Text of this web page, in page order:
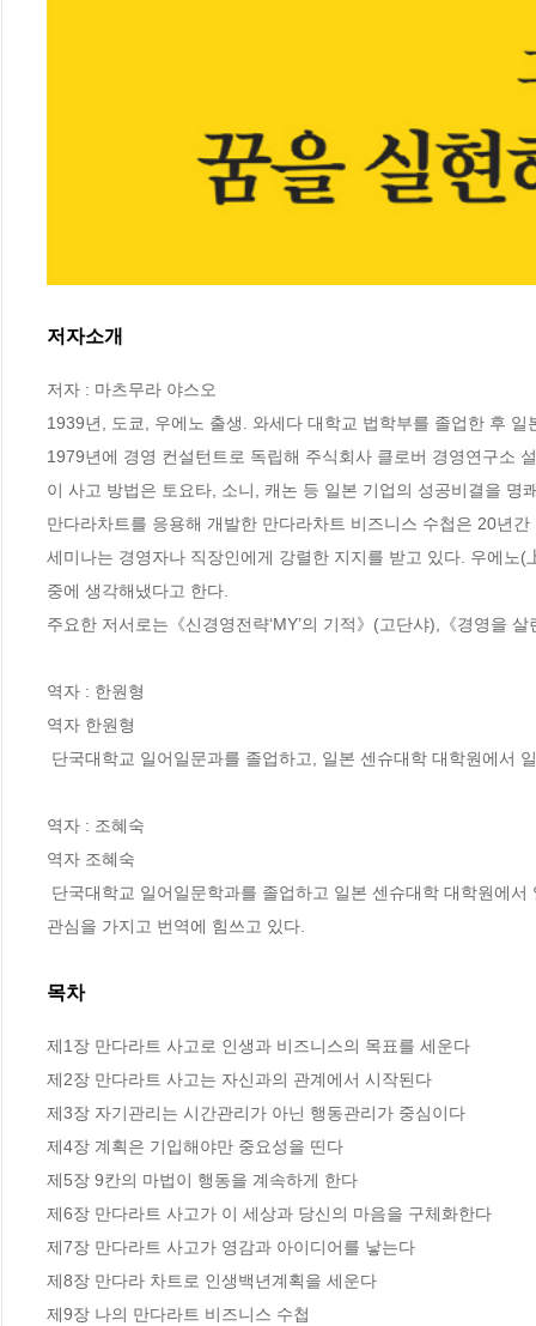
저자소개
저자 : 마츠무라 야스오
1939년, 도쿄, 우에노 출생. 와세다 대학교 법학부를 졸업한 후
1979년에 경영 컨설턴트로 독립해 주식회사 클로버 경영연구소
이 사고 방법은 토요타, 소니, 캐논 등 일본 기업의 성공비결을 명
만다라차트를 응용해 개발한 만다라차트 비즈니스 수첩은 20년
세미나는 경영자나 직장인에게 강렬한 지지를 받고 있다. 우에노
중에 생각해냈다고 한다.
주요한 저서로는《신경영전략‘MY’의 기적》(고단샤),《경영을
역자 : 한원형
역자 한원형
역자 : 조혜숙
역자 조혜숙
관심을 가지고 번역에 힘쓰고 있다.
목차
제1장 만다라트 사고로 인생과 비즈니스의 목표를 세운다
제2장 만다라트 사고는 자신과의 관계에서 시작된다
제3장 자기관리는 시간관리가 아닌 행동관리가 중심이다
제4장 계획은 기입해야만 중요성을 띤다
제5장 9칸의 마법이 행동을 계속하게 한다
제6장 만다라트 사고가 이 세상과 당신의 마음을 구체화한다
제7장 만다라트 사고가 영감과 아이디어를 낳는다
제8장 만다라 차트로 인생백년계획을 세운다
제9장 나의 만다라트 비즈니스 수첩